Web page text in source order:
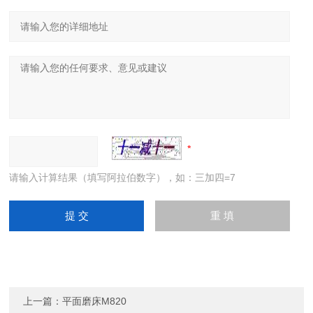
请输入计算结果（填写阿拉伯数字），如：三加四=7
上一篇：平面磨床M820